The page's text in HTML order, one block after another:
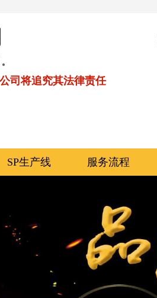
司将追究其法律责任
SP生产线 服务流程